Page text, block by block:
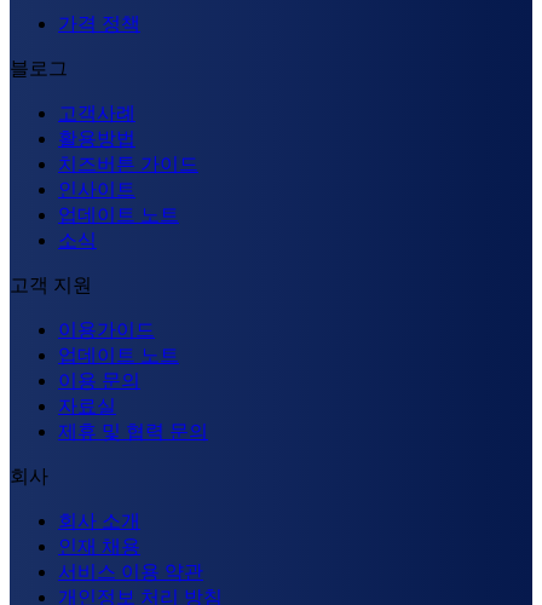
가격 정책
블로그
고객사례
활용방법
치즈버튼 가이드
인사이트
업데이트 노트
소식
고객 지원
이용가이드
업데이트 노트
이용 문의
자료실
제휴 및 협력 문의
회사
회사 소개
인재 채용
서비스 이용 약관
개인정보 처리 방침